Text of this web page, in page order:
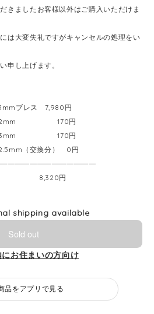
きましたお客様以外はご購入いただけま
は大変失礼ですがキャンセルの処理をい
申し上げます。
ブレス 7,980円
通穴2mm 170円
通穴3mm 170円
（交換分） 0円
円
shipping available
Sold out
にお住まいの方向け
品をアプリで見る